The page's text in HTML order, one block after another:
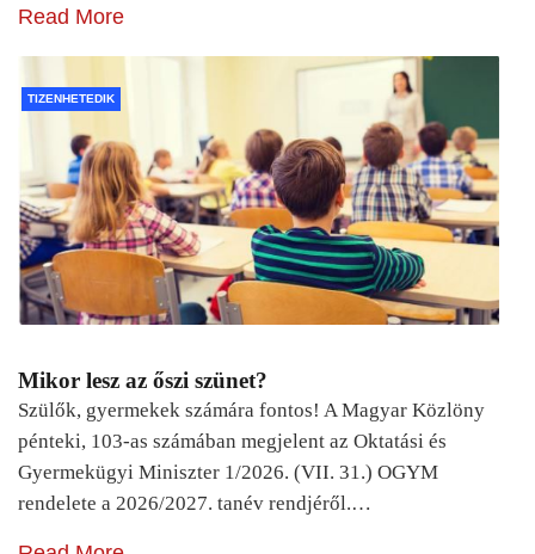
Read More
TIZENHETEDIK
Mikor lesz az őszi szünet?
Szülők, gyermekek számára fontos! A Magyar Közlöny
pénteki, 103-as számában megjelent az Oktatási és
Gyermekügyi Miniszter 1/2026. (VII. 31.) OGYM
rendelete a 2026/2027. tanév rendjéről.…